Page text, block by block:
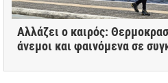
Αλλάζει ο καιρός:
άνεμοι και φαινόμενα σε